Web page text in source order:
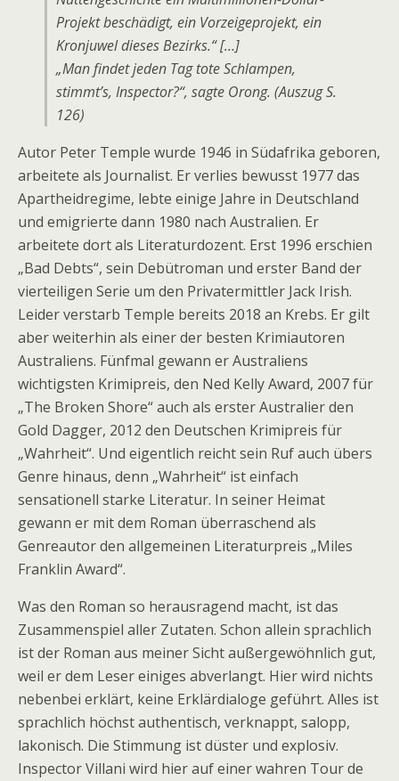
Projekt beschädigt, ein Vorzeigeprojekt, ein
Kronjuwel dieses Bezirks.“ […]
„Man findet jeden Tag tote Schlampen,
stimmt’s, Inspector?“, sagte Orong. (Auszug S.
126)
Autor Peter Temple wurde 1946 in Südafrika geboren,
arbeitete als Journalist. Er verlies bewusst 1977 das
Apartheidregime, lebte einige Jahre in Deutschland
und emigrierte dann 1980 nach Australien. Er
arbeitete dort als Literaturdozent. Erst 1996 erschien
„Bad Debts“, sein Debütroman und erster Band der
vierteiligen Serie um den Privatermittler Jack Irish.
Leider verstarb Temple bereits 2018 an Krebs. Er gilt
aber weiterhin als einer der besten Krimiautoren
Australiens. Fünfmal gewann er Australiens
wichtigsten Krimipreis, den Ned Kelly Award, 2007 für
„The Broken Shore“ auch als erster Australier den
Gold Dagger, 2012 den Deutschen Krimipreis für
„Wahrheit“. Und eigentlich reicht sein Ruf auch übers
Genre hinaus, denn „Wahrheit“ ist einfach
sensationell starke Literatur. In seiner Heimat
gewann er mit dem Roman überraschend als
Genreautor den allgemeinen Literaturpreis „Miles
Franklin Award“.
Was den Roman so herausragend macht, ist das
Zusammenspiel aller Zutaten. Schon allein sprachlich
ist der Roman aus meiner Sicht außergewöhnlich gut,
weil er dem Leser einiges abverlangt. Hier wird nichts
nebenbei erklärt, keine Erklärdialoge geführt. Alles ist
sprachlich höchst authentisch, verknappt, salopp,
lakonisch. Die Stimmung ist düster und explosiv.
Inspector Villani wird hier auf einer wahren Tour de